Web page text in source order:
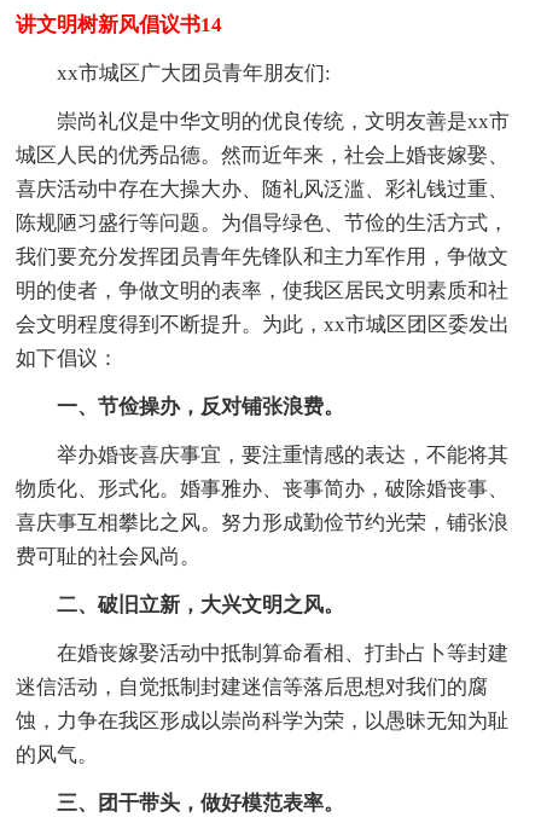
讲文明树新风倡议书14
xx市城区广大团员青年朋友们:
崇尚礼仪是中华文明的优良传统，文明友善是xx市
城区人民的优秀品德。然而近年来，社会上婚丧嫁娶、
喜庆活动中存在大操大办、随礼风泛滥、彩礼钱过重、
陈规陋习盛行等问题。为倡导绿色、节俭的生活方式，
我们要充分发挥团员青年先锋队和主力军作用，争做文
明的使者，争做文明的表率，使我区居民文明素质和社
会文明程度得到不断提升。为此，xx市城区团区委发出
如下倡议：
一、节俭操办，反对铺张浪费。
举办婚丧喜庆事宜，要注重情感的表达，不能将其
物质化、形式化。婚事雅办、丧事简办，破除婚丧事、
喜庆事互相攀比之风。努力形成勤俭节约光荣，铺张浪
费可耻的社会风尚。
二、破旧立新，大兴文明之风。
在婚丧嫁娶活动中抵制算命看相、打卦占卜等封建
迷信活动，自觉抵制封建迷信等落后思想对我们的腐
蚀，力争在我区形成以崇尚科学为荣，以愚昧无知为耻
的风气。
三、团干带头，做好模范表率。